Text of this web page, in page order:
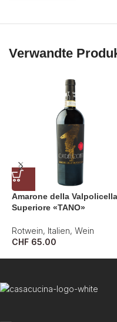
Verwandte
Amarone della Valpolicella
Superiore «TANO»
Rotwein, Italien, Wein
CHF 65.00